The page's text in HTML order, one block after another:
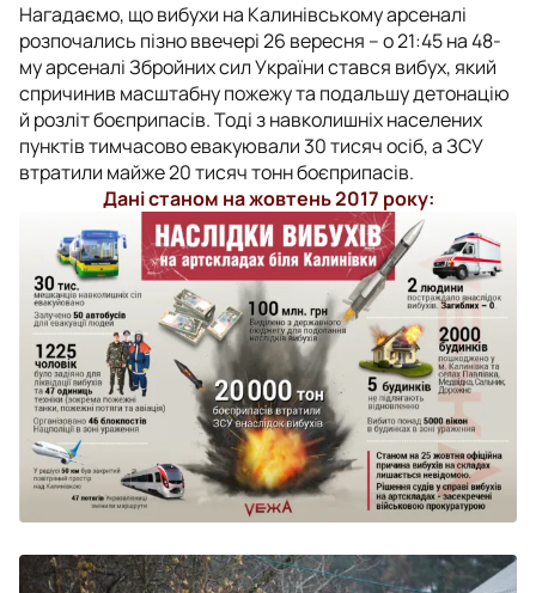
Нагадаємо, що вибухи на Калинівському арсеналі
розпочались пізно ввечері 26 вересня – о 21:45 на 48-
му арсеналі Збройних сил України стався вибух, який
спричинив масштабну пожежу та подальшу детонацію
й розліт боєприпасів. Тоді з навколишніх населених
пунктів тимчасово евакуювали 30 тисяч осіб, а ЗСУ
втратили майже 20 тисяч тонн боєприпасів.
Дані станом на жовтень 2017 року: